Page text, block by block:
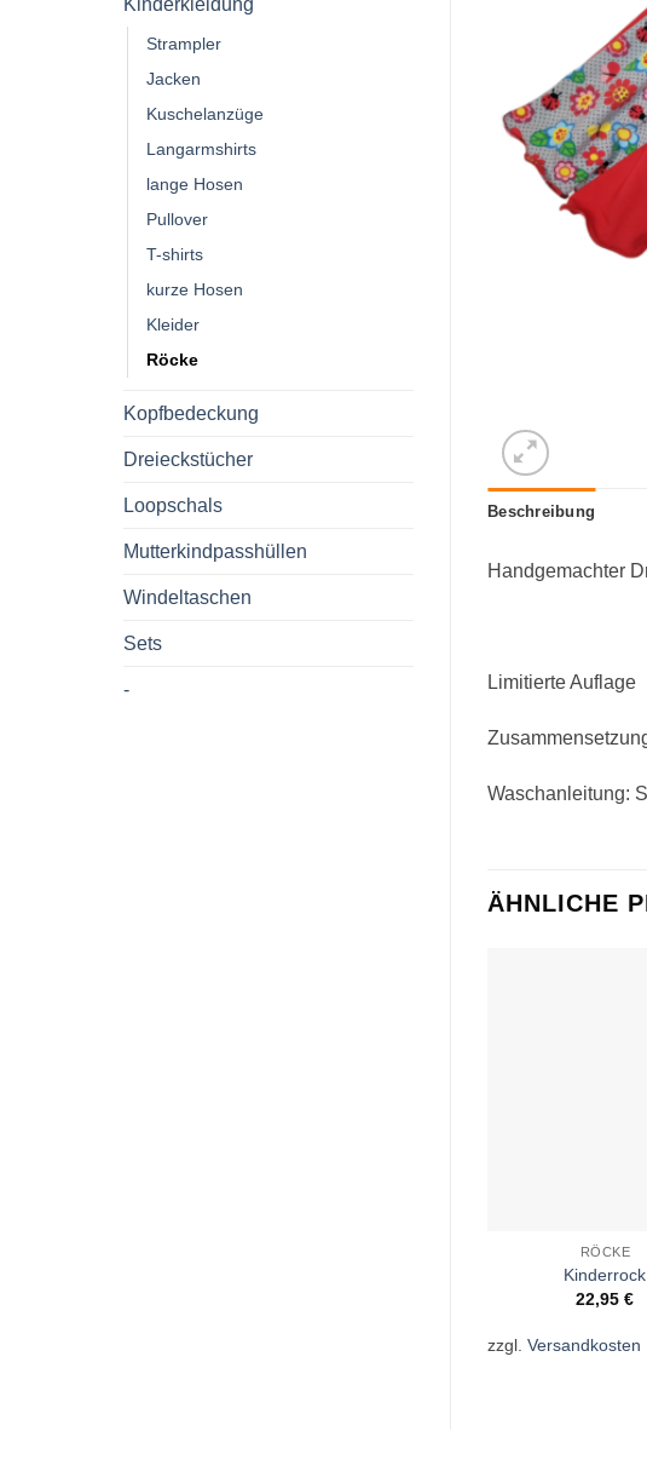
Strampler
Jacken
Kuschelanzüge
Langarmshirts
lange Hosen
Pullover
T-shirts
kurze Hosen
Kleider
Röcke
Kopfbedeckung
Dreieckstücher
Loopschals
Mutterkindpasshüllen
Windeltaschen
Sets
-
Beschreibung
Handgemachter
Limitierte Auflage
Waschanleitung:
ÄHNLICHE
RÖCKE
Kinderrock
22,95€
zzgl. Versandkosten